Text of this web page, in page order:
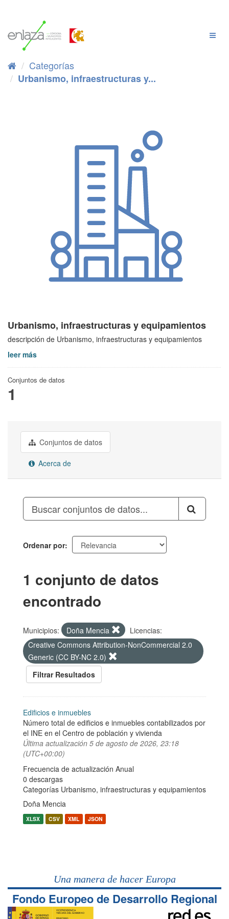
Categorías
Urbanismo, infraestructuras y...
Urbanismo, infraestructuras y equipamientos
descripción de Urbanismo, infraestructuras y equipamientos
leer más
Conjuntos de datos
1
Conjuntos de datos
Acerca de
Ordenar por
1 conjunto de datos
encontrado
Municipios: Doña Mencia
Licencias:
Creative Commons Attribution-NonCommercial 2.0
Generic (CC BY-NC 2.0)
Filtrar Resultados
Edificios e inmuebles
Número total de edificios e inmuebles contabilizados por
el INE en el Centro de población y vivienda
Última actualización 5 de agosto de 2026, 23:18
(UTC+00:00)
Frecuencia de actualización Anual
0 descargas
Categorías Urbanismo, infraestructuras y equipamientos
Doña Mencia
XLSX CSV XML JSON
Una manera de hacer Europa
Fondo Europeo de Desarrollo Regional